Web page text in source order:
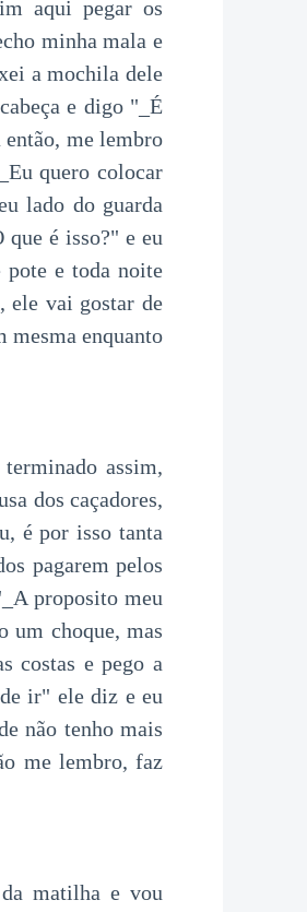
aqui pegar os
minha mala e
a mochila dele
e digo "_É
então, me lembro
quero colocar
lado do guarda
que é isso?" e eu
pote e toda noite
ele vai gostar de
mesma enquanto
assim,
dos caçadores,
é por isso tanta
pagarem pelos
proposito meu
um choque, mas
costas e pego a
ir" ele diz e eu
não tenho mais
me lembro, faz
matilha e vou